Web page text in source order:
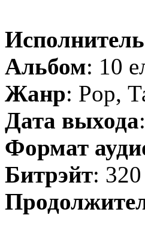
Исполнитель
Альбом: 10
Жанр: Pop,
Дата выхода
Формат
Битрэйт: